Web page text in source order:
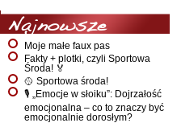
Najnowsze
Moje małe faux pas
Fakty + plotki, czyli Sportowa
Środa! 🏅
🥎 Sportowa środa!
🎙️ „Emocje w słoiku”: Dojrzałość
emocjonalna – co to znaczy być
emocjonalnie dorosłym?